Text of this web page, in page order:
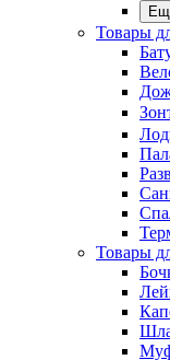
Товары
Товары